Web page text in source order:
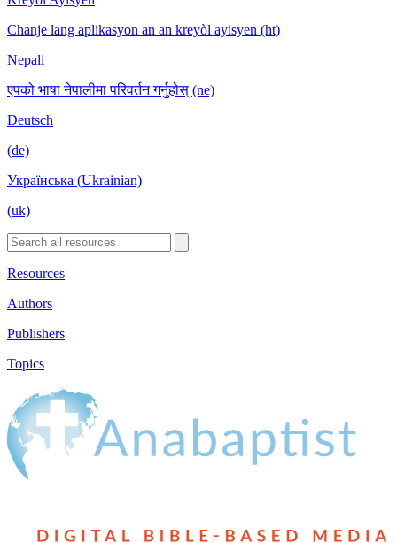
Chanje lang aplikasyon an an kreyòl ayisyen (ht)
Nepali
एपको भाषा नेपालीमा परिवर्तन गर्नुहोस् (ne)
Deutsch
(de)
Українська (Ukrainian)
(uk)
Resources
Authors
Publishers
Topics